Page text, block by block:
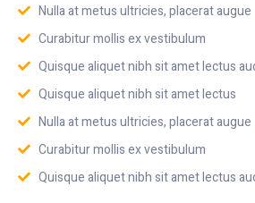
Nulla at metus ultricies, placerat augue
Curabitur mollis ex vestibulum
Quisque aliquet nibh sit amet lectus
Quisque aliquet nibh sit amet lectus
Nulla at metus ultricies, placerat augue
Curabitur mollis ex vestibulum
Quisque aliquet nibh sit amet lectus